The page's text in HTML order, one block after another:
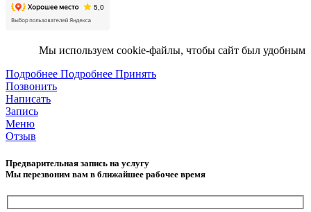
Мы используем cookie-файлы, чтобы сайт был удобным
Подробнее Подробнее Принять
Позвонить
Написать
Запись
Меню
Отзыв
Предварительная запись на услугу
Мы перезвоним вам в ближайшее рабочее время